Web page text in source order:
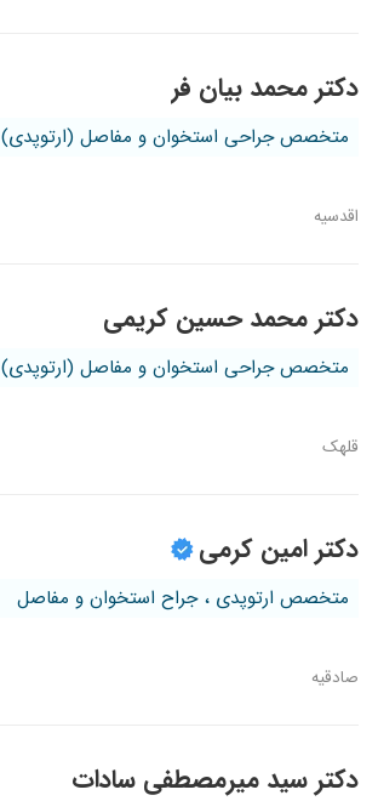
دکتر محمد بیان فر
متخصص جراحی استخوان و مفاصل (ارتوپدی)
اقدسیه
دکتر محمد حسین کریمی
متخصص جراحی استخوان و مفاصل (ارتوپدی)
قلهک
دکتر امین کرمی
متخصص ارتوپدی ، جراح استخوان و مفاصل
صادقیه
دکتر سید میرمصطفی سادات